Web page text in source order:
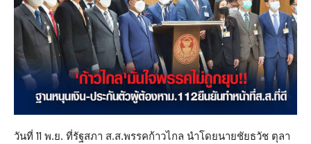
วันที่ 11 พ.ย. ที่รัฐสภา ส.ส.พรรคก้าวไกล นำโดยนายชัยธวัช ตุลา